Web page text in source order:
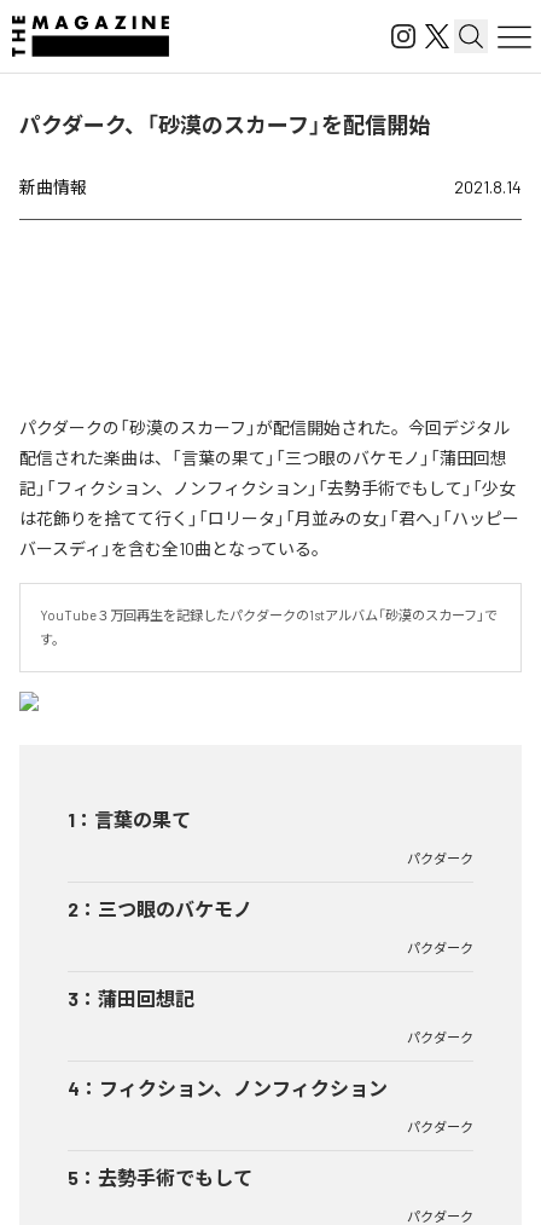
パクダーク、「砂漠のスカーフ」を配信開始
新曲情報 2021.8.14
パクダークの「砂漠のスカーフ」が配信開始された。今回デジタル
配信された楽曲は、「言葉の果て」「三つ眼のバケモノ」「蒲田回想
記」「フィクション、ノンフィクション」「去勢手術でもして」「少女
は花飾りを捨てて行く」「ロリータ」「月並みの女」「君へ」「ハッピー
バースディ」を含む全10曲となっている。
YouTube３万回再生を記録したパクダークの1stアルバム「砂漠のスカーフ」で
す。
1 ： 言葉の果て
パクダーク
2 ： 三つ眼のバケモノ
パクダーク
3 ： 蒲田回想記
パクダーク
4 ： フィクション、ノンフィクション
パクダーク
5 ： 去勢手術でもして
パクダーク